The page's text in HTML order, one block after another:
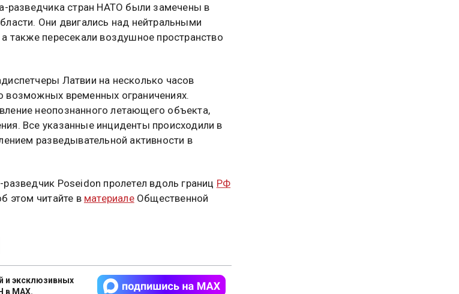
разведчика стран НАТО были замечены в
Они двигались над нейтральными
также пересекали воздушное пространство
Латвии на несколько часов
возможных временных ограничениях.
неопознанного летающего объекта,
Все указанные инциденты происходили в
разведывательной активности в
Poseidon пролетел вдоль границ РФ
этом читайте в материалеОбщественной
и эксклюзивных
в MAX.